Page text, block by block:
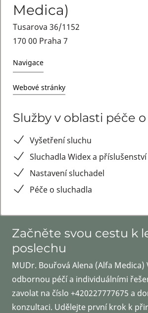
Medica)
Tusarova 36/1152
170 00 Praha 7
Navigace
Webové stránky
Služby v oblasti péče
Vyšetření sluchu
Sluchadla Widex a příslušenství
Nastavení sluchadel
Péče o sluchadla
Začněte svou cestu k
poslechu
MUDr. Bouřová Alena (Alfa Medica)
odbornou péčí a individuálními
zavolat na číslo +420227777675 a
konzultaci. Udělejte první krok k